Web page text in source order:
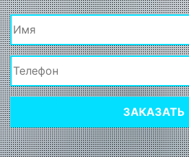
ЗАКАЗАТЬ